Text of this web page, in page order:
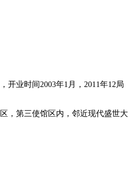
开业时间2003年1月，2011年12局
，第三使馆区内，邻近现代盛世大